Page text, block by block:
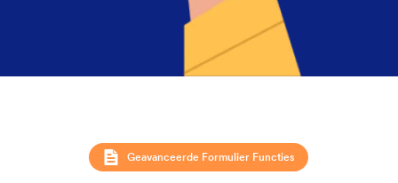
Geavanceerde Formulier Functies